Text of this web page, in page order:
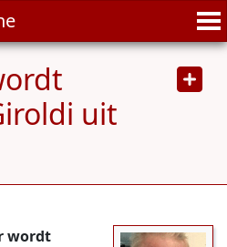
uit
wordt